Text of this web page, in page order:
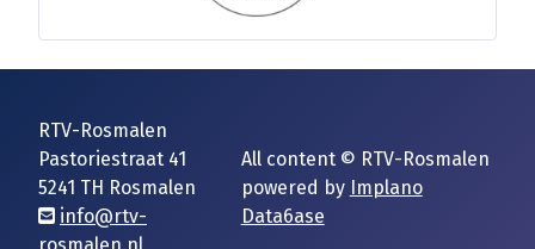
RTV-Rosmalen
Pastoriestraat 41
5241 TH Rosmalen
info@rtv-
All content © RTV-Rosmalen
powered by Implano
Data6ase